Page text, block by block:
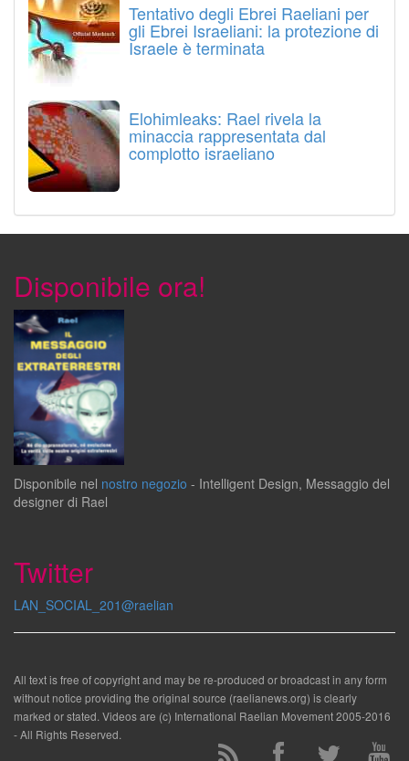
Tentativo degli Ebrei Raeliani per
gli Ebrei Israeliani: la protezione di
Israele è terminata
Elohimleaks: Rael rivela la
minaccia rappresentata dal
complotto israeliano
Disponibile ora!
Disponibile nel nostro negozio - Intelligent Design, Messaggio del
designer di Rael
Twitter
LAN_SOCIAL_201@raelian
All text is free of copyright and may be re-produced or broadcast in any form
without notice providing the original source (raelianews.org) is clearly
marked or stated. Videos are (c) International Raelian Movement 2005-2016
- All Rights Reserved.